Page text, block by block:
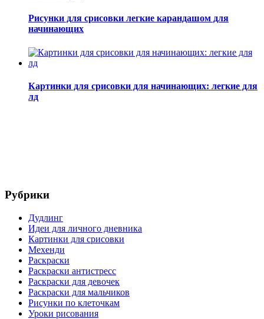
Рисунки для срисовки легкие карандашом для
начинающих
Картинки для срисовки для начинающих: легкие для
лд
Рубрики
Дудлинг
Идеи для личного дневника
Картинки для срисовки
Мехенди
Раскраски
Раскраски антистресс
Раскраски для девочек
Раскраски для мальчиков
Рисунки по клеточкам
Уроки рисования